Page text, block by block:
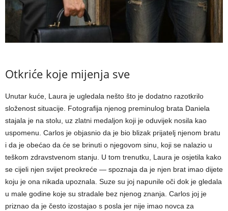
Otkriće koje mijenja sve
Unutar kuće, Laura je ugledala nešto što je dodatno razotkrilo
složenost situacije. Fotografija njenog preminulog brata Daniela
stajala je na stolu, uz zlatni medaljon koji je oduvijek nosila kao
uspomenu. Carlos je objasnio da je bio blizak prijatelj njenom bratu
i da je obećao da će se brinuti o njegovom sinu, koji se nalazio u
teškom zdravstvenom stanju. U tom trenutku, Laura je osjetila kako
se cijeli njen svijet preokreće — spoznaja da je njen brat imao dijete
koju je ona nikada upoznala. Suze su joj napunile oči dok je gledala
u male godine koje su stradale bez njenog znanja. Carlos joj je
priznao da je često izostajao s posla jer nije imao novca za